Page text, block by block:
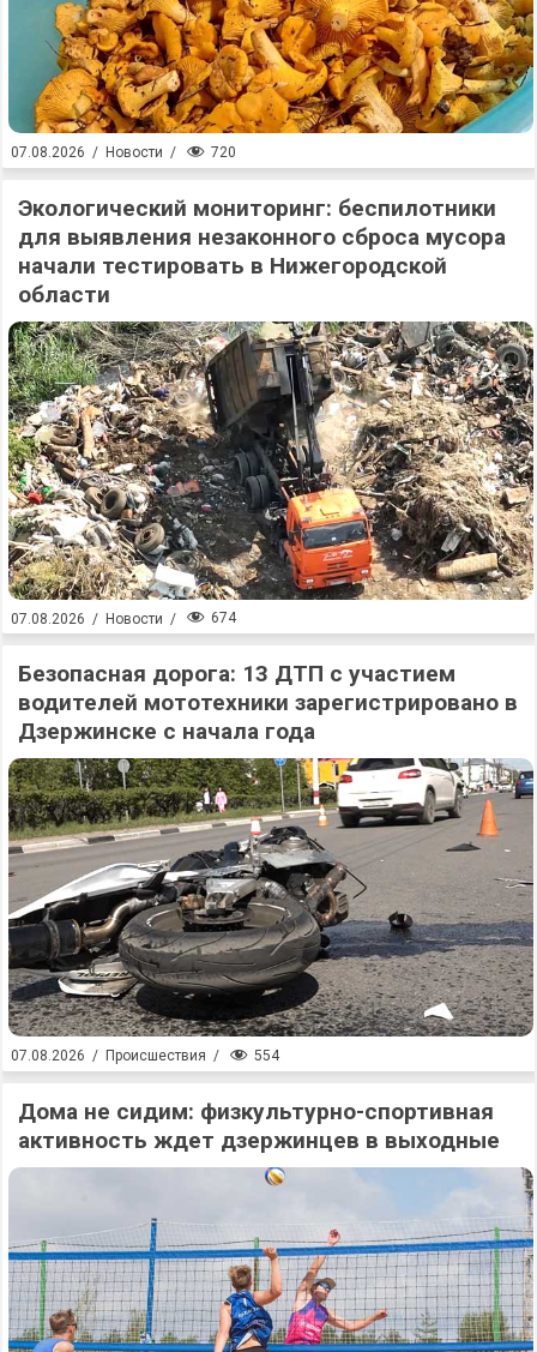
07.08.2026 / Новости / 720
Экологический мониторинг: беспилотники
для выявления незаконного сброса мусора
начали тестировать в Нижегородской
области
07.08.2026 / Новости / 674
Безопасная дорога: 13 ДТП с участием
водителей мототехники зарегистрировано в
Дзержинске с начала года
07.08.2026 / Происшествия / 554
Дома не сидим: физкультурно-спортивная
активность ждет дзержинцев в выходные